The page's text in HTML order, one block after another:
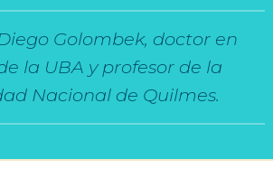
Golombek, doctor en
la UBA y profesor de la
Nacional de Quilmes.